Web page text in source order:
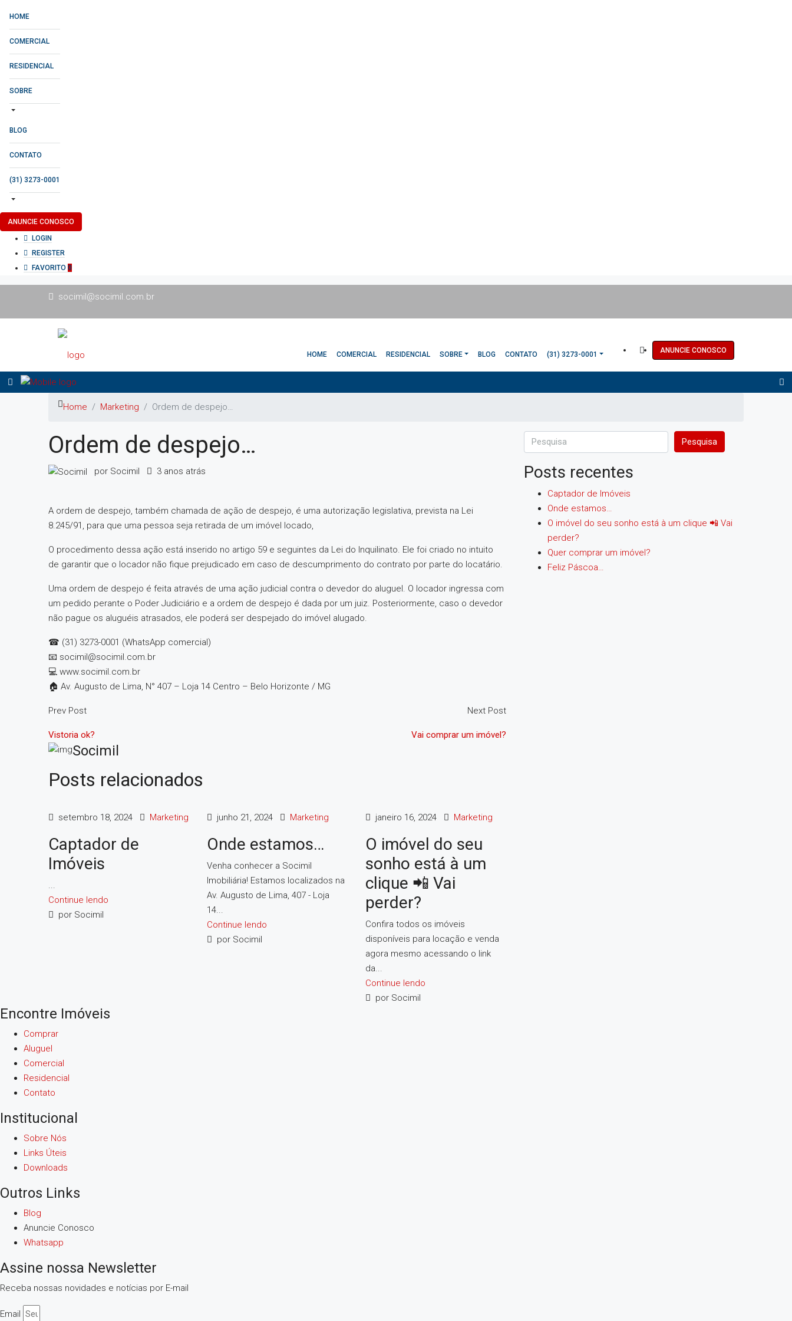
HOME
COMERCIAL
RESIDENCIAL
SOBRE
BLOG
CONTATO
(31) 3273-0001
ANUNCIE CONOSCO
LOGIN
REGISTER
FAVORITO 0
socimil@socimil.com.br
HOME COMERCIAL RESIDENCIAL SOBRE BLOG CONTATO (31) 3273-0001
ANUNCIE CONOSCO
Home Marketing Ordem de despejo…
Ordem de despejo…
por Socimil 3 anos atrás
A ordem de despejo, também chamada de ação de despejo, é uma autorização legislativa, prevista na Lei
8.245/91, para que uma pessoa seja retirada de um imóvel locado,
O procedimento dessa ação está inserido no artigo 59 e seguintes da Lei do Inquilinato. Ele foi criado no intuito
de garantir que o locador não fique prejudicado em caso de descumprimento do contrato por parte do locatário.
Uma ordem de despejo é feita através de uma ação judicial contra o devedor do aluguel. O locador ingressa com
um pedido perante o Poder Judiciário e a ordem de despejo é dada por um juiz. Posteriormente, caso o devedor
não pague os aluguéis atrasados, ele poderá ser despejado do imóvel alugado.
☎ (31) 3273-0001 (WhatsApp comercial)
📧 socimil@socimil.com.br
💻 www.socimil.com.br
🏠 Av. Augusto de Lima, N° 407 – Loja 14 Centro – Belo Horizonte / MG
Prev Post
Vistoria ok?
Next Post
Vai comprar um imóvel?
Socimil
Posts relacionados
setembro 18, 2024 Marketing
Captador de
Imóveis
Continue lendo
por Socimil
junho 21, 2024 Marketing
Onde estamos…
Venha conhecer a Socimil
Imobiliária! Estamos localizados na
Av. Augusto de Lima, 407 - Loja
14...
Continue lendo
por Socimil
janeiro 16, 2024 Marketing
O imóvel do seu
sonho está à um
clique 📲 Vai
perder?
Confira todos os imóveis
disponíveis para locação e venda
agora mesmo acessando o link
da...
Continue lendo
por Socimil
Pesquisa
Posts recentes
Captador de Imóveis
Onde estamos…
O imóvel do seu sonho está à um clique 📲 Vai
perder?
Quer comprar um imóvel?
Feliz Páscoa…
Encontre Imóveis
Comprar
Aluguel
Comercial
Residencial
Contato
Institucional
Sobre Nós
Links Úteis
Downloads
Outros Links
Blog
Anuncie Conosco
Whatsapp
Assine nossa Newsletter
Receba nossas novidades e notícias por E-mail
Email